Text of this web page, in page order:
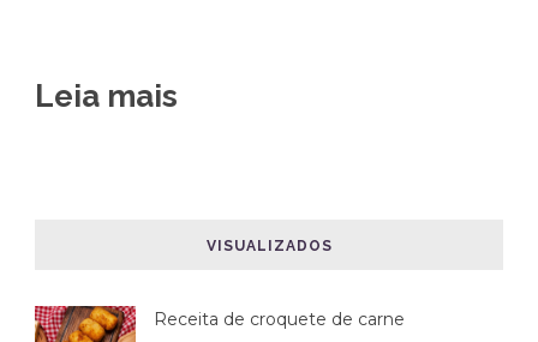
Leia mais
VISUALIZADOS
Receita de croquete de carne